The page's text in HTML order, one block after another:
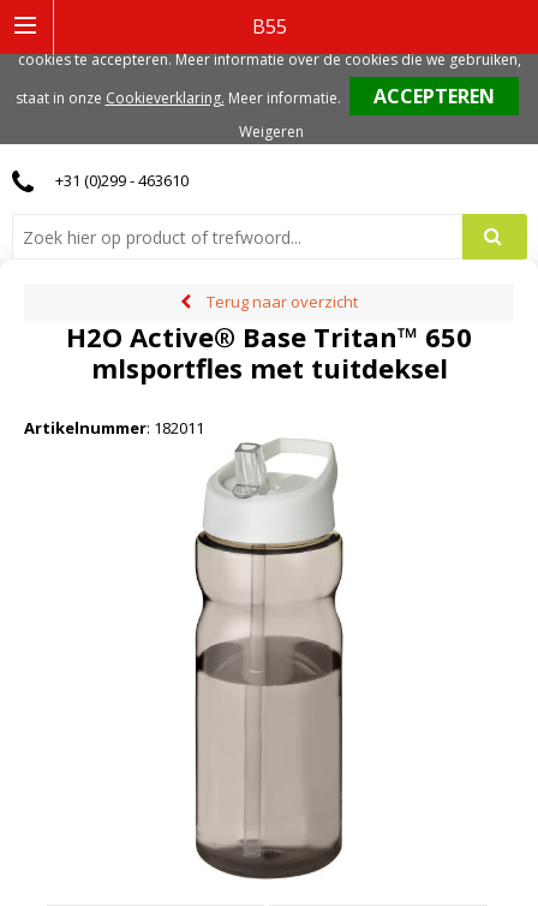
B55
0
+31 (0)299 - 463610
Terug naar overzicht
H2O Active® Base Tritan™ 650
mlsportfles met tuitdeksel
Artikelnummer: 182011
gerelateerde cookies. Voor de beste gebruikerservaring, adviseren we deze
cookies te accepteren. Meer informatie over de cookies die we gebruiken,
staat in onze Cookieverklaring. Meer informatie.
Weigeren